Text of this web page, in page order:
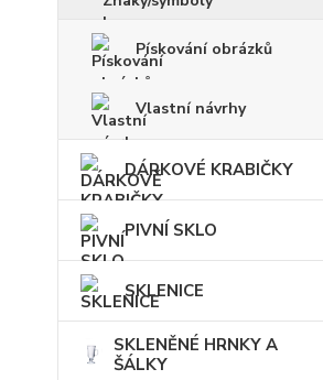
Pískování obrázků
Vlastní návrhy
DÁRKOVÉ KRABIČKY
PIVNÍ SKLO
SKLENICE
SKLENĚNÉ HRNKY A
ŠÁLKY